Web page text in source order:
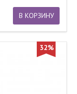
В КОРЗИНУ
32%